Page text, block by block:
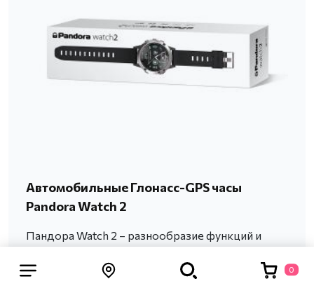
Автомобильные Глонасс-GPS часы
Pandora Watch 2
Пандора Watch 2 – разнообразие функций и
эргономичность и эстетичность, запатентованная 0